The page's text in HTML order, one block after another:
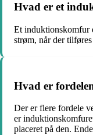
Hvad er et
Et induktionskomfur
strøm, når der
Hvad er
Der er flere fordele
er
placeret på den.